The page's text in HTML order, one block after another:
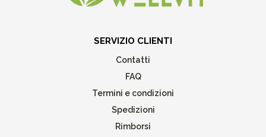
SERVIZIO CLIENTI
Contatti
FAQ
Termini e condizioni
Spedizioni
Rimborsi